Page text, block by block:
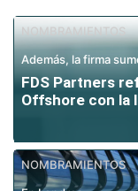
NOMBRAMIENTOS
Además, la firma
FDS Partners
Offshore con la
NOMBRAMIENTOS